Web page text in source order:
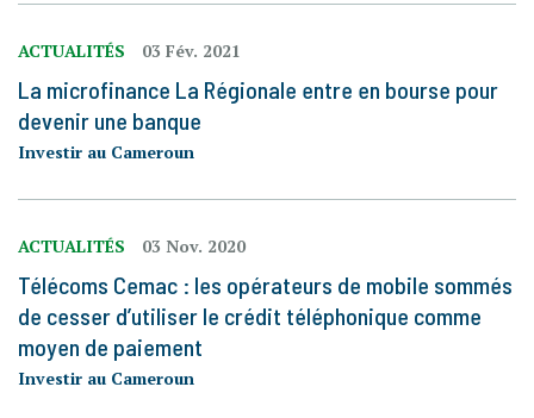
ACTUALITÉS 03 Fév. 2021
La microfinance La Régionale entre en bourse pour
devenir une banque
Investir au Cameroun
ACTUALITÉS 03 Nov. 2020
Télécoms Cemac : les opérateurs de mobile sommés
de cesser d’utiliser le crédit téléphonique comme
moyen de paiement
Investir au Cameroun